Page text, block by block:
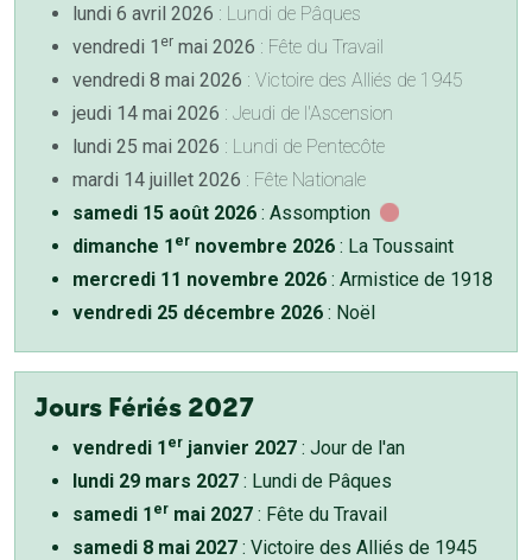
lundi 6 avril 2026 : Lundi de Pâques
vendredi 1 er mai 2026 : Fête du Travail
vendredi 8 mai 2026 : Victoire des Alliés de 1945
jeudi 14 mai 2026 : Jeudi de l'Ascension
lundi 25 mai 2026 : Lundi de Pentecôte
mardi 14 juillet 2026 : Fête Nationale
samedi 15 août 2026 : Assomption
dimanche 1 er novembre 2026 : La Toussaint
mercredi 11 novembre 2026 : Armistice de 1918
vendredi 25 décembre 2026 : Noël
Jours Fériés 2027
vendredi 1 er janvier 2027 : Jour de l'an
lundi 29 mars 2027 : Lundi de Pâques
samedi 1 er mai 2027 : Fête du Travail
samedi 8 mai 2027 : Victoire des Alliés de 1945